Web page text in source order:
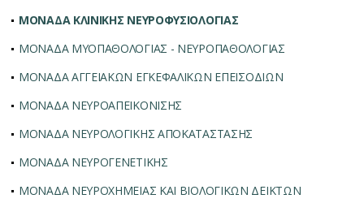
ΜΟΝΑΔΑ ΚΛΙΝΙΚΗΣ ΝΕΥΡΟΦΥΣΙΟΛΟΓΙΑΣ
ΜΟΝΑΔΑ ΜΥΟΠΑΘΟΛΟΓΙΑΣ - ΝΕΥΡΟΠΑΘΟΛΟΓΙΑΣ
ΜΟΝΑΔΑ ΑΓΓΕΙΑΚΩΝ ΕΓΚΕΦΑΛΙΚΩΝ ΕΠΕΙΣΟΔΙΩΝ
ΜΟΝΑΔΑ ΝΕΥΡΟΑΠΕΙΚΟΝΙΣΗΣ
ΜΟΝΑΔΑ ΝΕΥΡΟΛΟΓΙΚΗΣ ΑΠΟΚΑΤΑΣΤΑΣΗΣ
ΜΟΝΑΔΑ ΝΕΥΡΟΓΕΝΕΤΙΚΗΣ
ΜΟΝΑΔΑ ΝΕΥΡΟΧΗΜΕΙΑΣ ΚΑΙ ΒΙΟΛΟΓΙΚΩΝ ΔΕΙΚΤΩΝ